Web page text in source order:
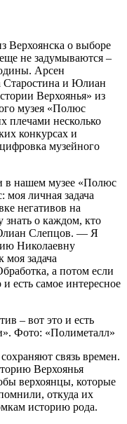
Верхоянска о выборе
не задумываются –
Арсен
Старостина и Юлиан
Верхоянья» из
музея «Полюс
плечами несколько
конкурсах и
музейного
в нашем музее «Полюс
моя личная задача
негативов на
знать о каждом, кто
Слепцов. — Я
Николаевну
моя задача
а потом если
есть самое интересное
– вот это и есть
Фото: «Полиметалл»
связь времен.
Верхоянья
верхоянцы, которые
откуда их
историю рода.